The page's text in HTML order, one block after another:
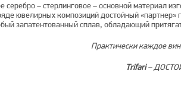
серебро – стерлинговое – основной материал
ювелирных композиций достойный
запатентованный сплав, обладающий
Практически каждое
Trifari–